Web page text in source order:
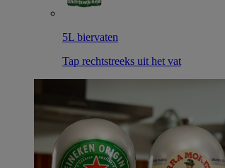
5L biervaten
Tap rechtstreeks uit het vat